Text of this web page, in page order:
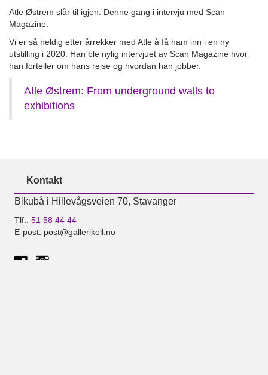
Atle Østrem slår til igjen. Denne gang i intervju med Scan
Magazine.
Vi er så heldig etter årrekker med Atle å få ham inn i en ny
utstilling i 2020. Han ble nylig intervjuet av Scan Magazine hvor
han forteller om hans reise og hvordan han jobber.
Atle Østrem: From underground walls to
exhibitions
Kontakt
Bikubå i Hillevågsveien 70, Stavanger
Tlf.: 51 58 44 44
E-post: post@gallerikoll.no